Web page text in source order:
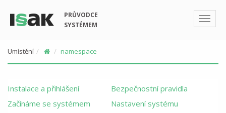
PRŮVODCE
SYSTÉMEM
Umístění namespace
Instalace a přihlášení
Bezpečnostní pravidla
Začínáme se systémem
Nastavení systému